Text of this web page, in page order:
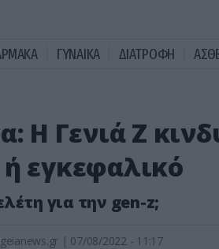
ΓΥΝΑΙΚΑ ΔΙΑΤΡΟΦΗ
Η Γενιά Ζ
εγκεφαλικό
για την gen-z;
| 07/08/2022 - 11:17